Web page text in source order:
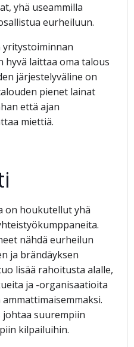
yhä useammilla
eurheiluun.
yritystoiminnan
hyvä laittaa oma talous
järjestelyväline on
pienet lainat
että ajan
miettiä.
on houkutellut yhä
nähdä eurheilun
ja brändäyksen
lisää rahoitusta alalle,
ja -organisaatioita
johtaa suurempiin
kilpailuihin.